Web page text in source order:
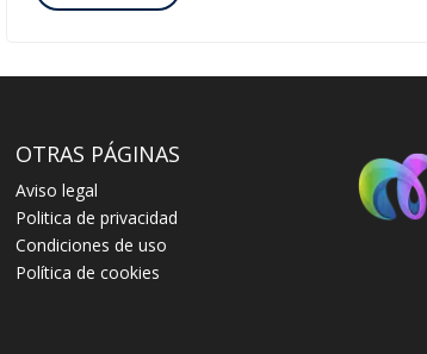
OTRAS PÁGINAS
Aviso legal
Politica de privacidad
Condiciones de uso
Política de cookies